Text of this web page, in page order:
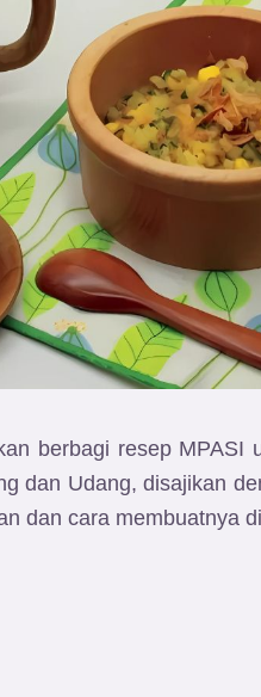
berbagi resep MPASI
dan Udang, disajikan
dan cara membuatnya